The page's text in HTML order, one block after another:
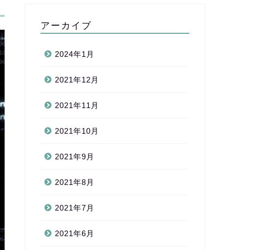
アーカイブ
2024年1月
2021年12月
2021年11月
2021年10月
2021年9月
2021年8月
2021年7月
2021年6月